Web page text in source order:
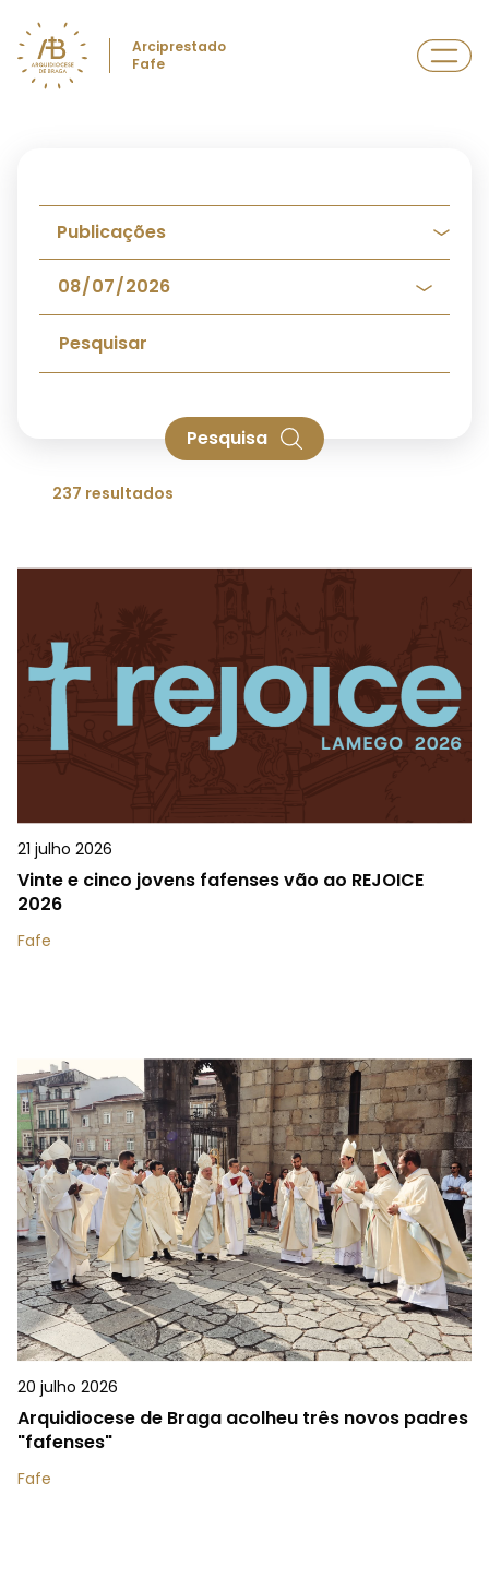
Arciprestado
Fafe
Pesquisa
237 resultados
21 julho 2026
Vinte e cinco jovens fafenses vão ao REJOICE
2026
Fafe
20 julho 2026
Arquidiocese de Braga acolheu três novos padres
"fafenses"
Fafe